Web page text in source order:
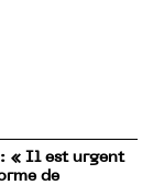
: « Il est urgent
de